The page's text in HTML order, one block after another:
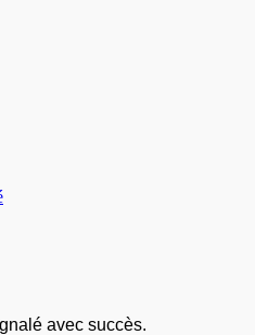
avec succès.